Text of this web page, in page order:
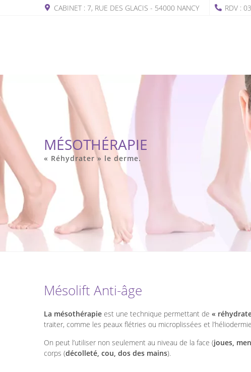
CABINET : 7, RUE DES GLACIS - 54000 NANCY RDV :
MÉSOTHÉRAPIE
« Réhydrater » le derme.
Mésolift Anti-âge
La mésothérapie est une technique permettant de «
traiter, comme les peaux flétries ou microplissées et
On peut l’utiliser non seulement au niveau de la face (joues,
corps (décolleté, cou, dos des mains).